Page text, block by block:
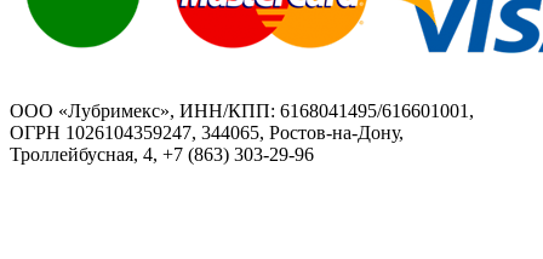
ООО «Лубримекс», ИНН/КПП: 6168041495/616601001,
ОГРН 1026104359247, 344065, Ростов-на-Дону,
Троллейбусная, 4, +7 (863) 303-29-96